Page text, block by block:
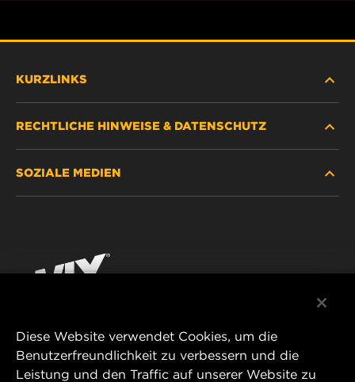
KURZLINKS
HÄNDLERSUCHE
KONTAKT
RECHTLICHE HINWEISE & DATENSCHUTZ
IMPRESSUM
SOZIALE MEDIEN
YouTube
MANN+HUMMEL FT Poland
Diese Website verwendet Cookies, um die
Benutzerfreundlichkeit zu verbessern und die
Leistung und den Traffic auf unserer Website zu